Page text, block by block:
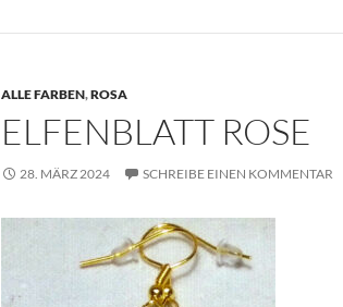
ALLE FARBEN,ROSA
ELFENBLATT ROSE
28. MÄRZ 2024 SCHREIBE EINEN KOMMENTAR